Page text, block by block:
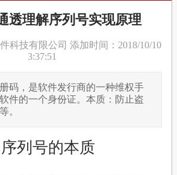
透理解序列号实现原理
科技有限公司 添加时间：2018/10/10
3:37:51
码，是软件发行商的一种维权手
件的一个身份证。本质：防止盗
。
列号的本质